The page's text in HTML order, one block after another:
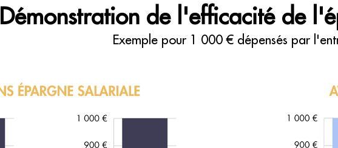
Démonstration de l'efficacité de
Exemple pour 1 000 € dépensés par